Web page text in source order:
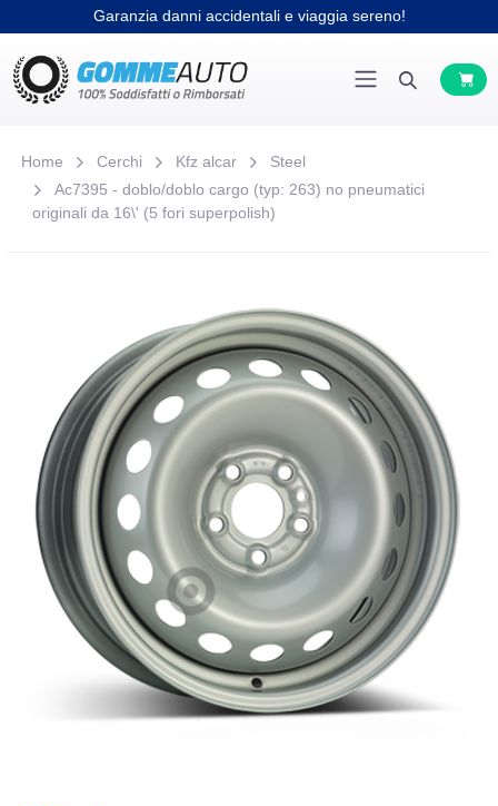
Garanzia danni accidentali e viaggia sereno!
Home Cerchi Kfz alcar
Steel
Ac7395 - doblo/doblo cargo (typ: 263) no pneumatici
originali da 16\' (5 fori superpolish)